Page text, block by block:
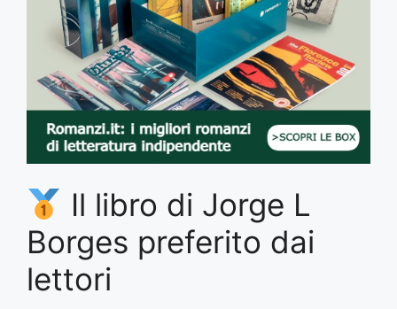
Il libro di Jorge L
Borges preferito dai
lettori